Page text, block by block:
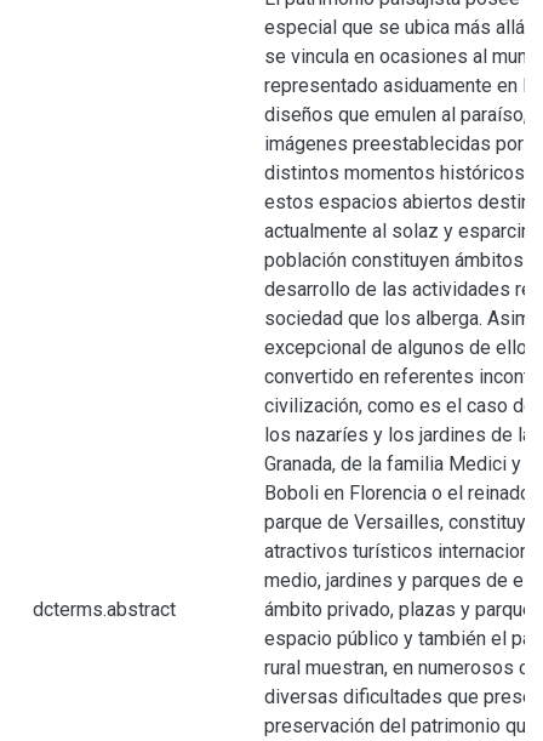
dcterms.abstract
especial que se ubica más allá
se vincula en ocasiones al
representado asiduamente en
diseños que emulen al paraíso,
imágenes preestablecidas por
distintos momentos históricos.
estos espacios abiertos
actualmente al solaz y
población constituyen ámbitos
desarrollo de las actividades
sociedad que los alberga.
excepcional de algunos de ellos
convertido en referentes
civilización, como es el caso de
los nazaríes y los jardines de la
Granada, de la familia Medici y
Boboli en Florencia o el reinado
parque de Versailles,
atractivos turísticos
medio, jardines y parques de
ámbito privado, plazas y
espacio público y también el
rural muestran, en numerosos
diversas dificultades que
preservación del patrimonio